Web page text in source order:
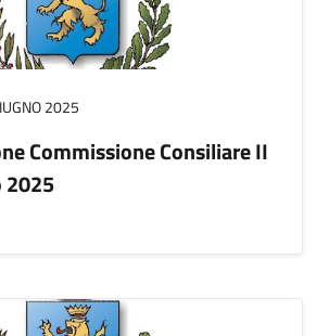
2025
Commissione Consiliare II
2025